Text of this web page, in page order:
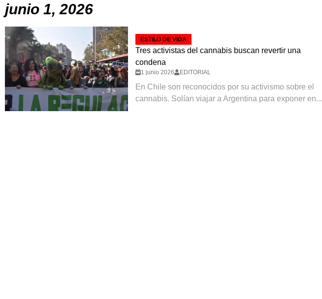
junio 1, 2026
ESTILO DE VIDA
Tres activistas del cannabis buscan revertir una
condena
1 junio 2026 EDITORIAL
En Chile son reconocidos por su activismo sobre el
cannabis. Solían viajar a Argentina para exponer en...